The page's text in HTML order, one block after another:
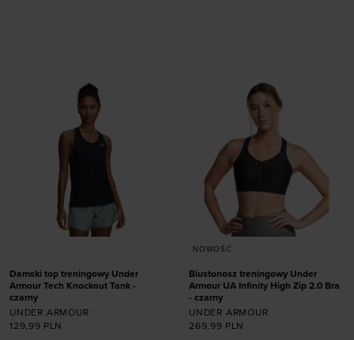
Damski top treningowy Under
Armour Tech Knockout Tank -
czarny
UNDER ARMOUR
129,99 PLN
NOWOŚĆ
Dodaj produkt w
rozmiarze
Biustonosz treningowy Under
Armour UA Infinity High Zip 2.0 Bra
- czarny
UNDER ARMOUR
269,99 PLN